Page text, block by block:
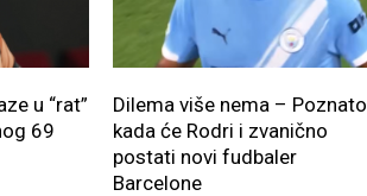
u “rat”
69
Dilema više nema – Poznato
kada će Rodri i zvanično
postati novi fudbaler
Barcelone